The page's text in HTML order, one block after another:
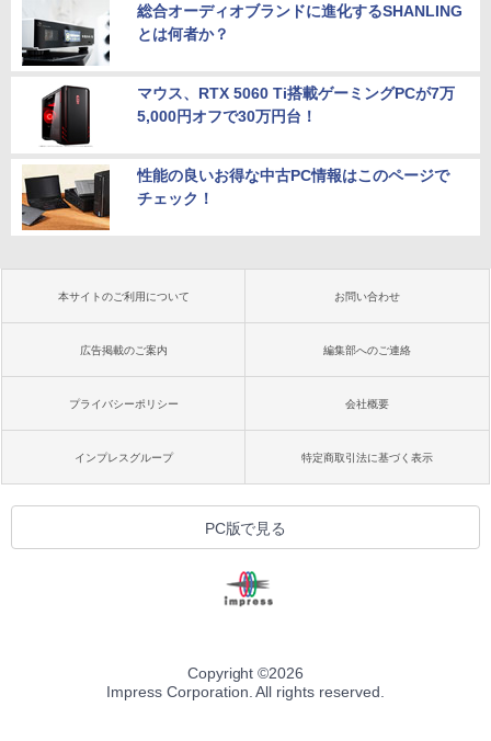
総合オーディオブランドに進化するSHANLING
とは何者か？
マウス、RTX 5060 Ti搭載ゲーミングPCが7万
5,000円オフで30万円台！
性能の良いお得な中古PC情報はこのページで
チェック！
本サイトのご利用について お問い合わせ
広告掲載のご案内 編集部へのご連絡
プライバシーポリシー 会社概要
インプレスグループ 特定商取引法に基づく表示
PC版で見る
Copyright ©2026
Impress Corporation. All rights reserved.